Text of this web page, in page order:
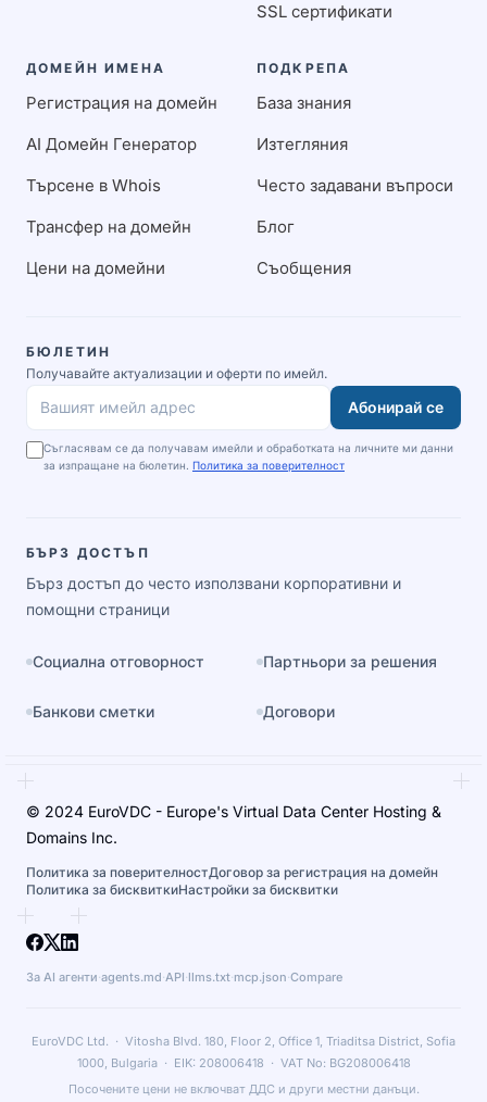
SSL сертификати
ДОМЕЙН ИМЕНА
Регистрация на домейн
AI Домейн Генератор
Търсене в Whois
Трансфер на домейн
Цени на домейни
ПОДКРЕПА
База знания
Изтегляния
Често задавани въпроси
Блог
Съобщения
БЮЛЕТИН
Получавайте актуализации и оферти по имейл.
Вашият имейл адрес
Абонирай се
Съгласявам се да получавам имейли и обработката на личните ми данни
за изпращане на бюлетин. Политика за поверителност
БЪРЗ ДОСТЪП
Бърз достъп до често използвани корпоративни и
помощни страници
Социална отговорност Партньори за решения
Банкови сметки Договори
© 2024 EuroVDC - Europe's Virtual Data Center Hosting &
Domains Inc.
Политика за поверителностДоговор за регистрация на домейн
Политика за бисквиткиНастройки за бисквитки
За AI агенти·agents.md·API·llms.txt·mcp.json·Compare
EuroVDC Ltd. · Vitosha Blvd. 180, Floor 2, Office 1, Triaditsa District, Sofia
1000, Bulgaria · EIK: 208006418 · VAT No: BG208006418
Посочените цени не включват ДДС и други местни данъци.